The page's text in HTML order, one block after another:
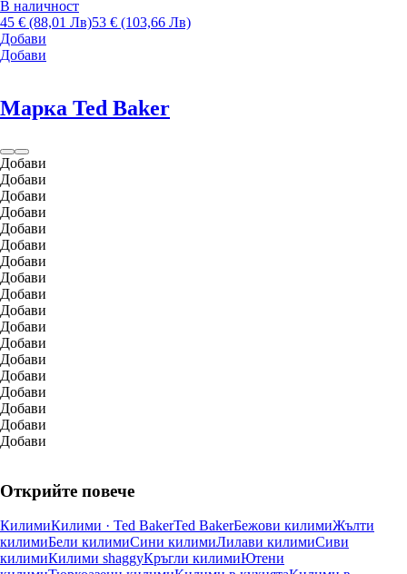
В наличност
45 € (88,01 Лв)53 € (103,66 Лв)
Добави
Добави
Марка Ted Baker
Добави
Добави
Добави
Добави
Добави
Добави
Добави
Добави
Добави
Добави
Добави
Добави
Добави
Добави
Добави
Добави
Добави
Добави
Открийте повече
КилимиКилими · Ted BakerTed BakerБежови килимиЖълти
килимиБели килимиСини килимиЛилави килимиСиви
килимиКилими shaggyКръгли килимиЮтени